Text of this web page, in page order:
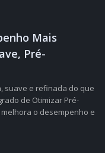
Mais
Pré-
suave e refinada do que
de Otimizar Pré-
o desempenho e